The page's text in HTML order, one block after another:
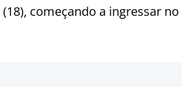
começando a ingressar